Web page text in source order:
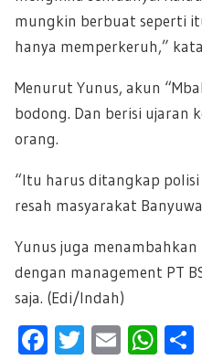
mungkin berbuat seperti
hanya memperkeruh,”
Menurut Yunus, akun
bodong. Dan berisi ujaran
orang.
“Itu harus ditangkap
resah masyarakat
Yunus juga
dengan management PT
saja. (Edi/Indah)
F
T
E
W